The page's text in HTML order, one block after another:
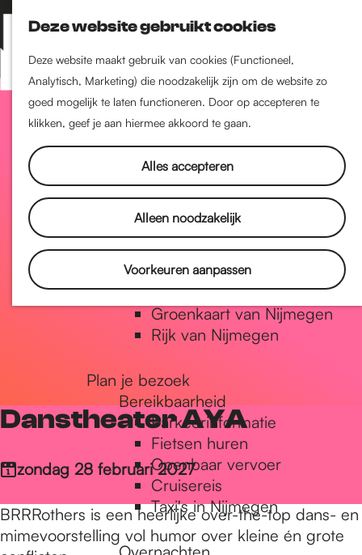
Deze website gebruikt cookies
Deze website maakt gebruik van cookies (Functioneel,
Analytisch, Marketing) die noodzakelijk zijn om de website zo
goed mogelijk te laten functioneren. Door op accepteren te
klikken, geef je aan hiermee akkoord te gaan.
Alles accepteren
Alleen noodzakelijk
Voorkeuren aanpassen
Z
o
e
k
e
K
a
a
r
t
M
e
n
Nijmegen-Nieuw-West
Nijmegen-Oud-West
Dukenburg
Lindenholt
Historie
De oudste stad van
Nederland
Historische tijdlijn
Romeinse Limes
Vrede van Nijmegen Penning
Natuur in Nijmegen
Groenkaart van Nijmegen
Rijk van Nijmegen
Plan je bezoek
Bereikbaarheid
Parkeerinformatie
Fietsen huren
Openbaar vervoer
Cruisereis
Taxi's in Nijmegen
Danstheater AYA
zondag 28 februari 2027
BRRRothers is een heerlijke over-the-top dans- en
mimevoorstelling vol humor over kleine én grote